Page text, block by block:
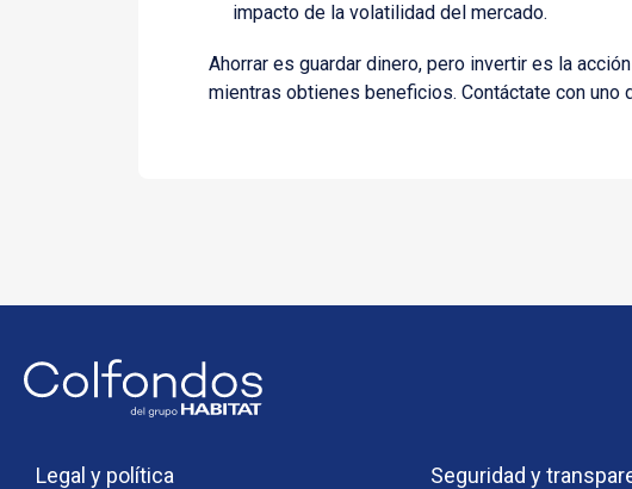
impacto de la volatilidad del mercado.
Ahorrar es guardar dinero, pero invertir es la
mientras obtienes beneficios. Contáctate con
Legal y política Seguridad y